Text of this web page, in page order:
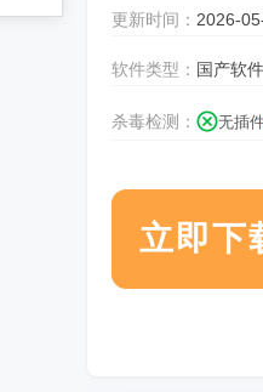
更新时间： 2026-
软件类型： 国产软件
杀毒检测： 无插
立即下